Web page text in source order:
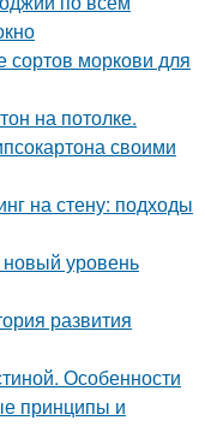
сортов моркови для
на потолке.
своими
на стену: подходы
новый уровень
развития
Особенности
принципы и